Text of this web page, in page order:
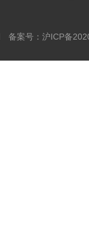
备案号： 沪ICP备